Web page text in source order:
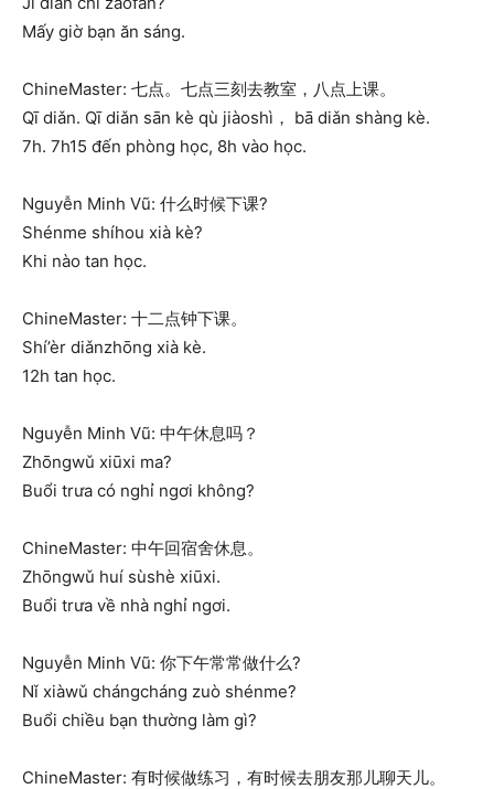
Mấy giờ bạn ăn sáng.
ChineMaster: 七点。七点三刻去教室，八点上课。
Qī diǎn. Qī diǎn sān kè qù jiàoshì， bā diǎn shàng kè.
7h. 7h15 đến phòng học, 8h vào học.
Nguyễn Minh Vũ: 什么时候下课?
Shénme shíhou xià kè?
Khi nào tan học.
ChineMaster: 十二点钟下课。
Shí’èr diǎnzhōng xià kè.
12h tan học.
Nguyễn Minh Vũ: 中午休息吗？
Zhōngwǔ xiūxi ma?
Buổi trưa có nghỉ ngơi không?
ChineMaster: 中午回宿舍休息。
Zhōngwǔ huí sùshè xiūxi.
Buổi trưa về nhà nghỉ ngơi.
Nguyễn Minh Vũ: 你下午常常做什么?
Nǐ xiàwǔ chángcháng zuò shénme?
Buổi chiều bạn thường làm gì?
ChineMaster: 有时候做练习，有时候去朋友那儿聊天儿。